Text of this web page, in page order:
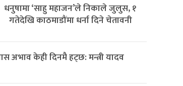
धनुषामा ‘साहु महाजन’ले निकाले जुलुस, १
गतेदेखि काठमाडौंमा धर्ना दिने चेतावनी
अभाव केही दिनमै हट्छ: मन्त्री यादव